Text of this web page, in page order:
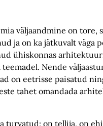
väljaandmine on tore,
ja on ka jätkuvalt väga
ühiskonnas
Nende
on eetrisse paisatud
tahet omandada
turvatud: on tellija, on